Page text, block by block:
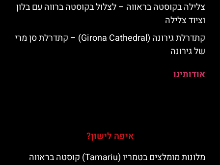
צלילה בקוסטה בראווה – לצלול בקוסטה ברווה עם בלון
וציוד צלילה
קתדרלת גירונה (Girona Cathedral) – קתדרלת סן מרי
של גירונה
אודותינו
איפה לישון?
מלונות מומלצים בטמריו (Tamariu) קוסטה בראווה